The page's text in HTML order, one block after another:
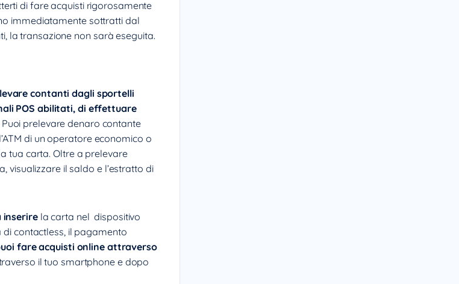
di fare acquisti rigorosamente
immediatamente sottratti dal
la transazione non sarà eseguita.
contanti dagli sportelli
POS abilitati, di effettuare
Puoi prelevare denaro contante
di un operatore economico o
tua carta. Oltre a prelevare
visualizzare il saldo e l’estratto di
inserire la carta nel dispositivo
di contactless, il pagamento
fare acquisti online attraverso
il tuo smartphone e dopo